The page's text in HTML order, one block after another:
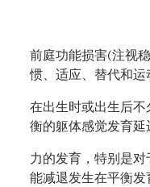
前庭功能损害(注视
惯、适应、替代和
在出生时或出生后
衡的躯体感觉发育
力的发育，特别是
能减退发生在平衡